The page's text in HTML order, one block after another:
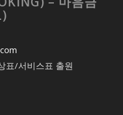
표/서비스표 출원